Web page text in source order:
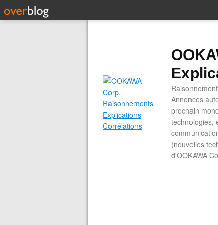
Annonces
prochain
technologies,
(nouvelles
d'OOKAWA